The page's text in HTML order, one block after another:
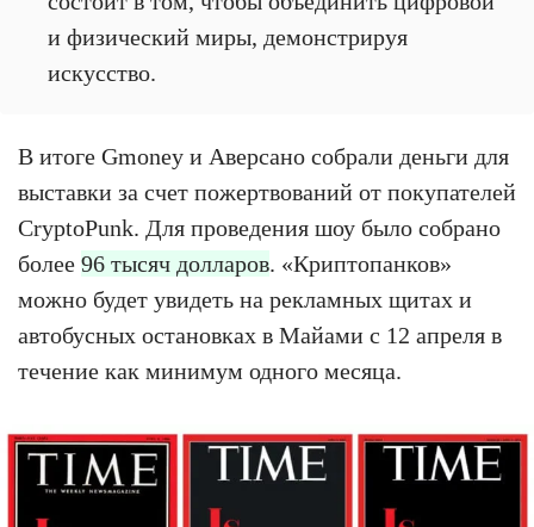
и физический миры, демонстрируя
искусство.
В итоге Gmoney и Аверсано собрали деньги для
выставки за счет пожертвований от покупателей
CryptoPunk. Для проведения шоу было собрано
более 96 тысяч долларов. «Криптопанков»
можно будет увидеть на рекламных щитах и
автобусных остановках в Майами с 12 апреля в
течение как минимум одного месяца.